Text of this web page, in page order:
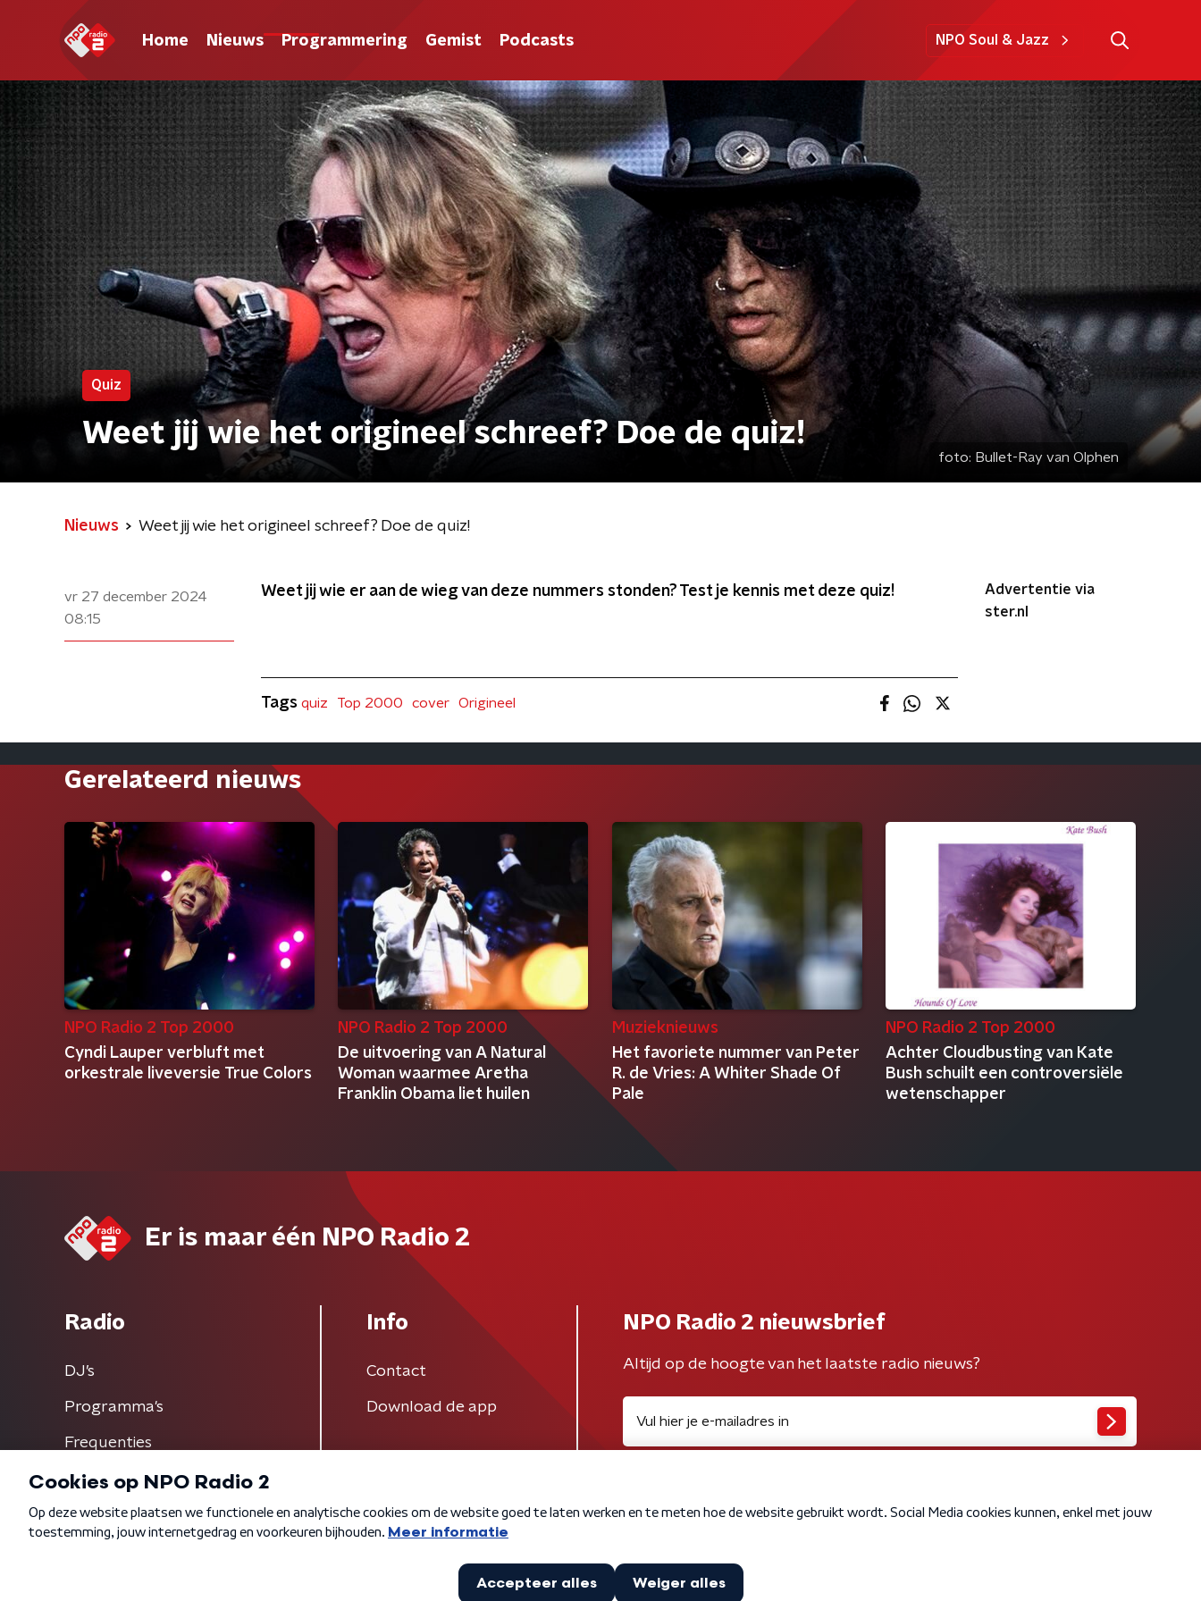
Home Nieuws Programmering Gemist Podcasts NPO Soul & Jazz
Quiz
Weet jij wie het origineel schreef? Doe de quiz!
foto: Bullet-Ray van Olphen
Nieuws Weet jij wie het origineel schreef? Doe de quiz!
vr 27 december 2024
08:15
Weet jij wie er aan de wieg van deze nummers stonden? Test je kennis met deze quiz!
Advertentie via
ster.nl
Tags quiz Top 2000 cover Origineel
Gerelateerd nieuws
NPO Radio 2 Top 2000
Cyndi Lauper verbluft met
orkestrale liveversie True Colors
NPO Radio 2 Top 2000
De uitvoering van A Natural
Woman waarmee Aretha
Franklin Obama liet huilen
Muzieknieuws
Het favoriete nummer van Peter
R. de Vries: A Whiter Shade Of
Pale
NPO Radio 2 Top 2000
Achter Cloudbusting van Kate
Bush schuilt een controversiële
wetenschapper
Er is maar één NPO Radio 2
Radio
DJ’s
Programma's
Frequenties
Info
Contact
Download de app
NPO Radio 2 nieuwsbrief
Altijd op de hoogte van het laatste radio nieuws?
Algemene voorwaarden Privacybeleid